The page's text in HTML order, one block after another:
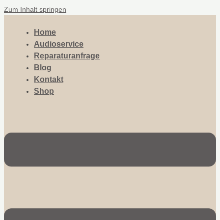
Zum Inhalt springen
Home
Audioservice
Reparaturanfrage
Blog
Kontakt
Shop